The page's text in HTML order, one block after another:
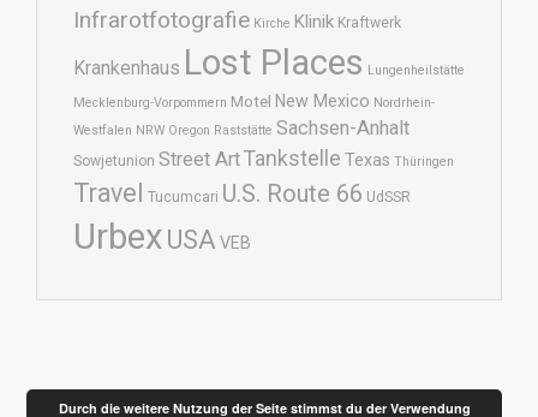
Infrarotfotografie Kirche Klinik Kraftwerk
Krankenhaus Lost Places Lungenheilstätte
Mecklenburg-Vorpommern Motel New Mexico Nordrhein-
Westfalen NRW Oregon Raststätte Sachsen-Anhalt
Sowjetunion Street ArtTankstelle Texas Thüringen
Travel Tucumcari U.S. Route 66 UdSSR
Urbex USA VEB
Durch die weitere Nutzung der Seite stimmst du der Verwendung